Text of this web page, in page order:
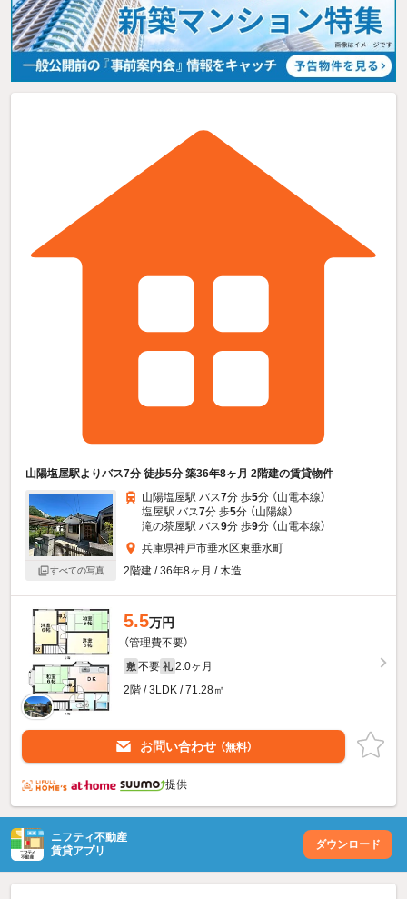
山陽塩屋駅よりバス7分 徒歩5分 築36年8ヶ月 2階建の賃貸物件
すべての写真
山陽塩屋駅 バス7分 歩5分 （山電本線）
塩屋駅 バス7分 歩5分 （山陽線）
滝の茶屋駅 バス9分 歩9分 （山電本線）
兵庫県神戸市垂水区東垂水町
2階建 / 36年8ヶ月 / 木造
5.5万円
（管理費不要）
敷 不要 礼 2.0ヶ月
2階 / 3LDK / 71.28㎡
お問い合わせ （無料）
提供
ニフティ不動産
賃貸アプリ
ダウンロード